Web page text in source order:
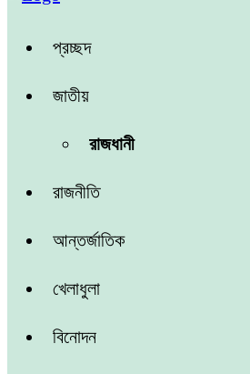
প্রচ্ছদ
জাতীয়
রাজধানী
রাজনীতি
আন্তর্জাতিক
খেলাধুলা
বিনোদন